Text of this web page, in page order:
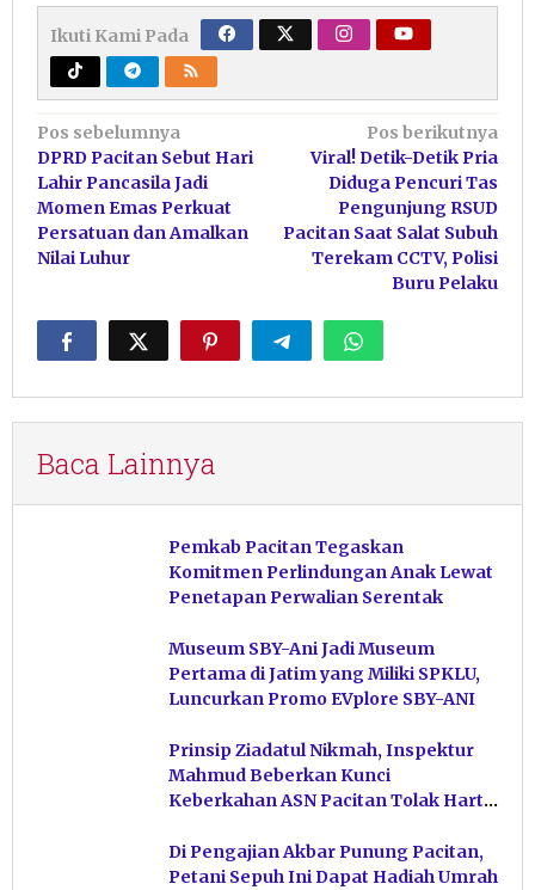
Ikuti Kami Pada
Navigasi
pos
Pos sebelumnya
DPRD Pacitan Sebut Hari
Lahir Pancasila Jadi
Momen Emas Perkuat
Persatuan dan Amalkan
Nilai Luhur
Pos berikutnya
Viral! Detik-Detik Pria
Diduga Pencuri Tas
Pengunjung RSUD
Pacitan Saat Salat Subuh
Terekam CCTV, Polisi
Buru Pelaku
Baca Lainnya
Pemkab Pacitan Tegaskan
Komitmen Perlindungan Anak Lewat
Penetapan Perwalian Serentak
Museum SBY-Ani Jadi Museum
Pertama di Jatim yang Miliki SPKLU,
Luncurkan Promo EVplore SBY-ANI
Prinsip Ziadatul Nikmah, Inspektur
Mahmud Beberkan Kunci
Keberkahan ASN Pacitan Tolak Harta
Di Pengajian Akbar Punung Pacitan,
Petani Sepuh Ini Dapat Hadiah Umrah